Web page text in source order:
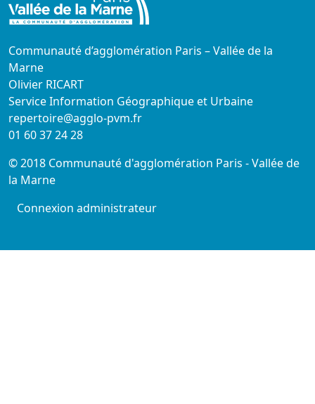
Communauté d’agglomération Paris – Vallée de la
Marne
Olivier RICART
Service Information Géographique et Urbaine
repertoire@agglo-pvm.fr
01 60 37 24 28
© 2018 Communauté d'agglomération Paris - Vallée de
la Marne
Connexion administrateur